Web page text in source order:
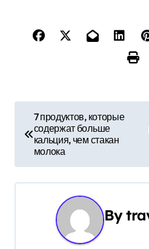
в
и
7 продуктов, которые
содержат больше
кальция, чем стакан
молока
By